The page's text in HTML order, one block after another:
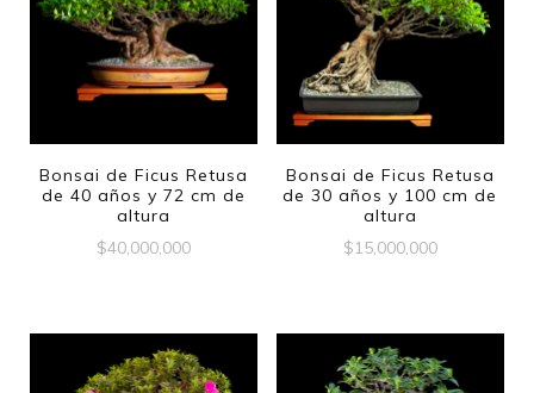
Bonsai de Ficus Retusa
de 40 años y 72 cm de
altura
$40,000,000
Bonsai de Ficus Retusa
de 30 años y 100 cm de
altura
$15,000,000